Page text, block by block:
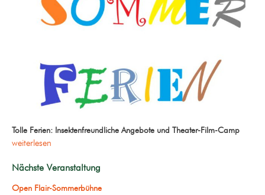
Tolle Ferien: Insektenfreundliche Angebote und Theater-Film-Camp
weiterlesen
Nächste Veranstaltung
Open Flair-Sommerbühne